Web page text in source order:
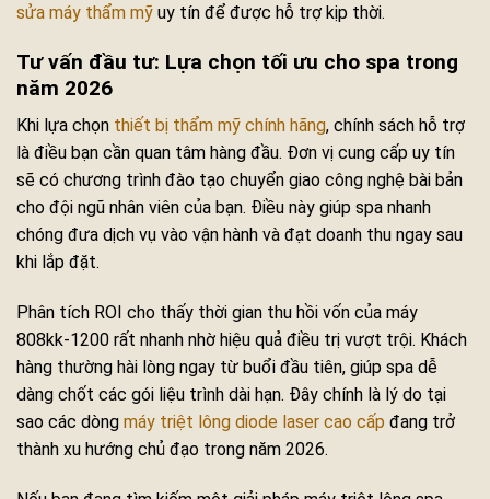
sửa máy thẩm mỹ uy tín để được hỗ trợ kịp thời.
Tư vấn đầu tư: Lựa chọn tối ưu cho spa trong
năm 2026
Khi lựa chọn thiết bị thẩm mỹ chính hãng, chính sách hỗ trợ
là điều bạn cần quan tâm hàng đầu. Đơn vị cung cấp uy tín
sẽ có chương trình đào tạo chuyển giao công nghệ bài bản
cho đội ngũ nhân viên của bạn. Điều này giúp spa nhanh
chóng đưa dịch vụ vào vận hành và đạt doanh thu ngay sau
khi lắp đặt.
Phân tích ROI cho thấy thời gian thu hồi vốn của máy
808kk-1200 rất nhanh nhờ hiệu quả điều trị vượt trội. Khách
hàng thường hài lòng ngay từ buổi đầu tiên, giúp spa dễ
dàng chốt các gói liệu trình dài hạn. Đây chính là lý do tại
sao các dòng máy triệt lông diode laser cao cấp đang trở
thành xu hướng chủ đạo trong năm 2026.